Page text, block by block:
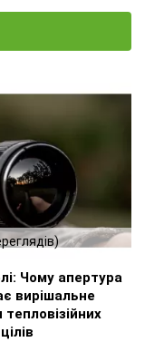
Чому апертура
вирішальне